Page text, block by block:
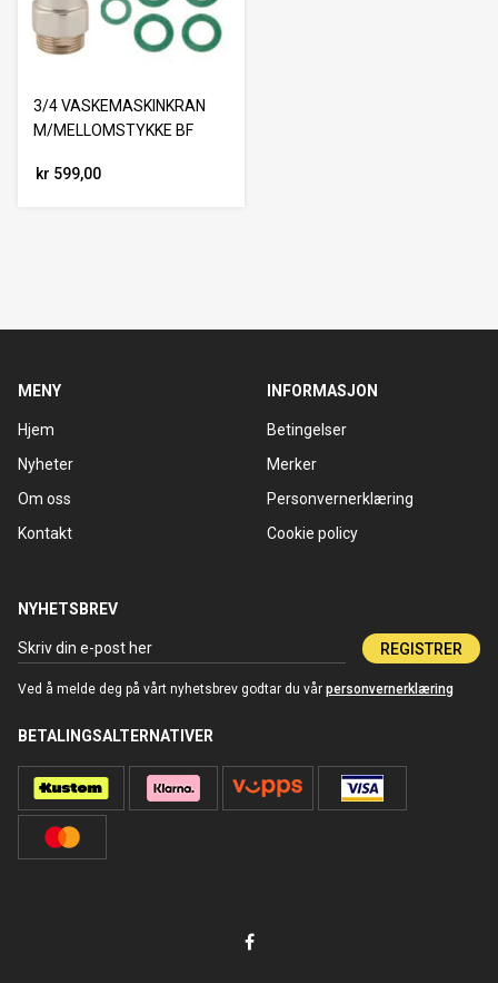
3/4 VASKEMASKINKRAN
M/MELLOMSTYKKE BF
kr 599,00
MENY
Hjem
Nyheter
Om oss
Kontakt
INFORMASJON
Betingelser
Merker
Personvernerklæring
Cookie policy
NYHETSBREV
REGISTRER
Ved å melde deg på vårt nyhetsbrev godtar du vår personvernerklæring
BETALINGSALTERNATIVER